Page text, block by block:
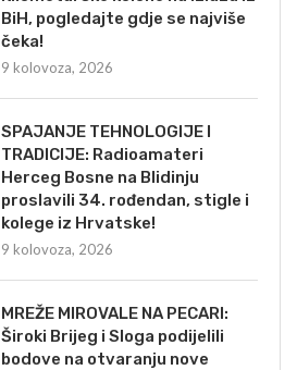
BiH, pogledajte gdje se najviše
čeka!
9 kolovoza, 2026
SPAJANJE TEHNOLOGIJE I
TRADICIJE: Radioamateri
Herceg Bosne na Blidinju
proslavili 34. rođendan, stigle i
kolege iz Hrvatske!
9 kolovoza, 2026
MREŽE MIROVALE NA PECARI:
Široki Brijeg i Sloga podijelili
bodove na otvaranju nove